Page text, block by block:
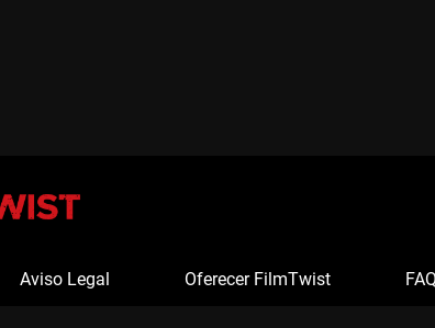
Aviso Legal Oferecer FilmTwist FAQ